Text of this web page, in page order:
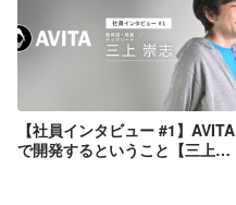
【社員インタビュー #1】AVITA
で開発するということ【三上崇